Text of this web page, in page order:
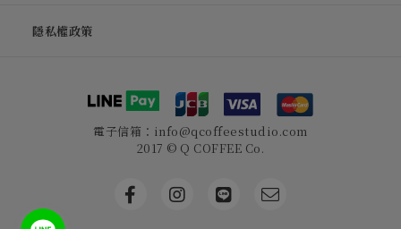
隱私權政策
電子信箱：info@qcoffeestudio.com
2017 © Q COFFEE Co.